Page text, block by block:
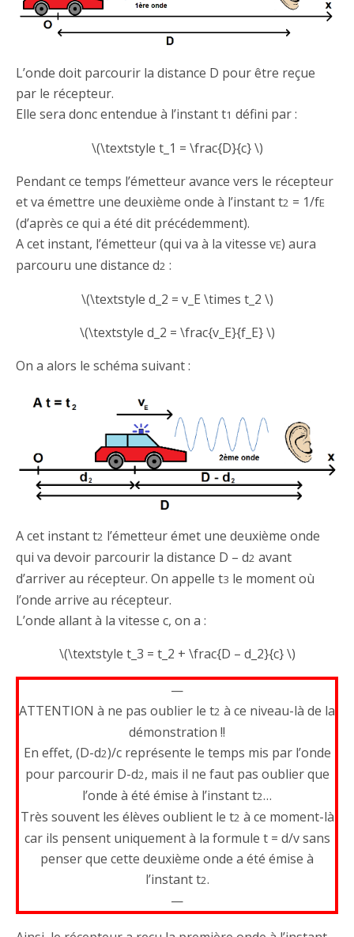
L’onde doit parcourir la distance D pour être reçue
par le récepteur.
Elle sera donc entendue à l’instant t1 défini par :
\(\textstyle t_1 = \frac{D}{c} \)
Pendant ce temps l’émetteur avance vers le récepteur
et va émettre une deuxième onde à l’instant t2 = 1/fE
(d’après ce qui a été dit précédemment).
A cet instant, l’émetteur (qui va à la vitesse vE) aura
parcouru une distance d2 :
\(\textstyle d_2 = v_E \times t_2 \)
\(\textstyle d_2 = \frac{v_E}{f_E} \)
On a alors le schéma suivant :
A cet instant t2 l’émetteur émet une deuxième onde
qui va devoir parcourir la distance D – d2 avant
d’arriver au récepteur. On appelle t3 le moment où
l’onde arrive au récepteur.
L’onde allant à la vitesse c, on a :
\(\textstyle t_3 = t_2 + \frac{D – d_2}{c} \)
—
ATTENTION à ne pas oublier le t2 à ce niveau-là de la
démonstration !!
En effet, (D-d2)/c représente le temps mis par l’onde
pour parcourir D-d2, mais il ne faut pas oublier que
l’onde à été émise à l’instant t2…
Très souvent les élèves oublient le t2 à ce moment-là
car ils pensent uniquement à la formule t = d/v sans
penser que cette deuxième onde a été émise à
l’instant t2.
—